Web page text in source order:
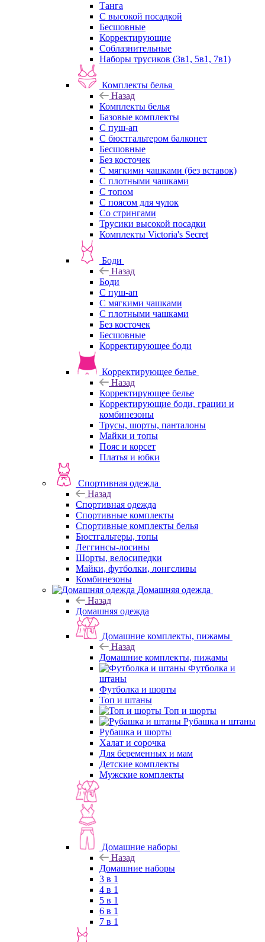
Танга
С высокой посадкой
Бесшовные
Корректирующие
Соблазнительные
Наборы трусиков (3в1, 5в1, 7в1)
Комплекты белья
Назад
Комплекты белья
Базовые комплекты
С пуш-ап
С бюстгальтером балконет
Бесшовные
Без косточек
С мягкими чашками (без вставок)
С плотными чашками
С топом
С поясом для чулок
Со стрингами
Трусики высокой посадки
Комплекты Victoria's Secret
Боди
Назад
Боди
С пуш-ап
С мягкими чашками
С плотными чашками
Без косточек
Бесшовные
Корректирующее боди
Корректирующее белье
Назад
Корректирующее белье
Корректирующие боди, грации и
комбинезоны
Трусы, шорты, панталоны
Майки и топы
Пояс и корсет
Платья и юбки
Спортивная одежда
Назад
Спортивная одежда
Спортивные комплекты
Спортивные комплекты белья
Бюстгальтеры, топы
Леггинсы-лосины
Шорты, велосипедки
Майки, футболки, лонгсливы
Комбинезоны
Домашняя одежда
Назад
Домашняя одежда
Домашние комплекты, пижамы
Назад
Домашние комплекты, пижамы
Футболка и
штаны
Футболка и шорты
Топ и штаны
Топ и шорты
Рубашка и штаны
Рубашка и шорты
Халат и сорочка
Для беременных и мам
Детские комплекты
Мужские комплекты
Домашние наборы
Назад
Домашние наборы
3 в 1
4 в 1
5 в 1
6 в 1
7 в 1